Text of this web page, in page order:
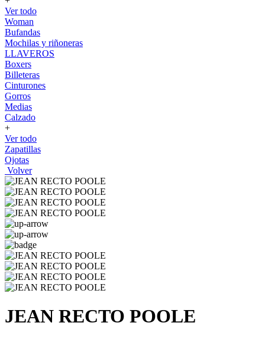
Ver todo
Woman
Bufandas
Mochilas y riñoneras
LLAVEROS
Boxers
Billeteras
Cinturones
Gorros
Medias
Calzado
+
Ver todo
Zapatillas
Ojotas
Volver
JEAN RECTO POOLE